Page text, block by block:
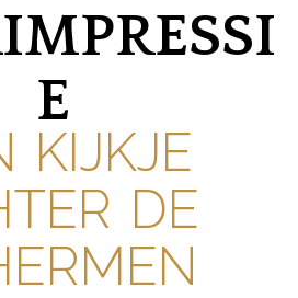
E
KIJKJE
DE